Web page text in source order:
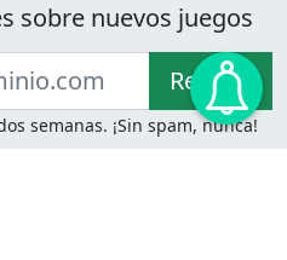
sobre nuevos juegos
Recibir!
semanas. ¡Sin spam, nunca!